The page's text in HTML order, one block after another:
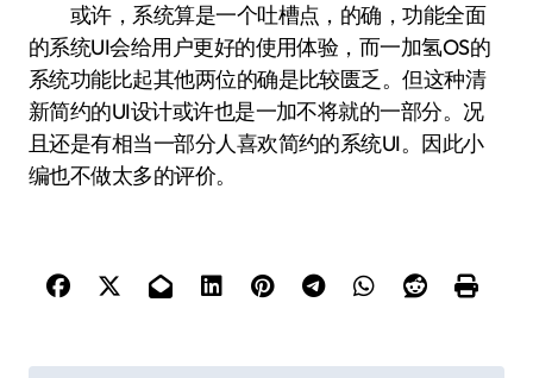
或许，系统算是一个吐槽点，的确，功能全面
的系统UI会给用户更好的使用体验，而一加氢OS的
系统功能比起其他两位的确是比较匮乏。但这种清
新简约的UI设计或许也是一加不将就的一部分。况
且还是有相当一部分人喜欢简约的系统UI。因此小
编也不做太多的评价。